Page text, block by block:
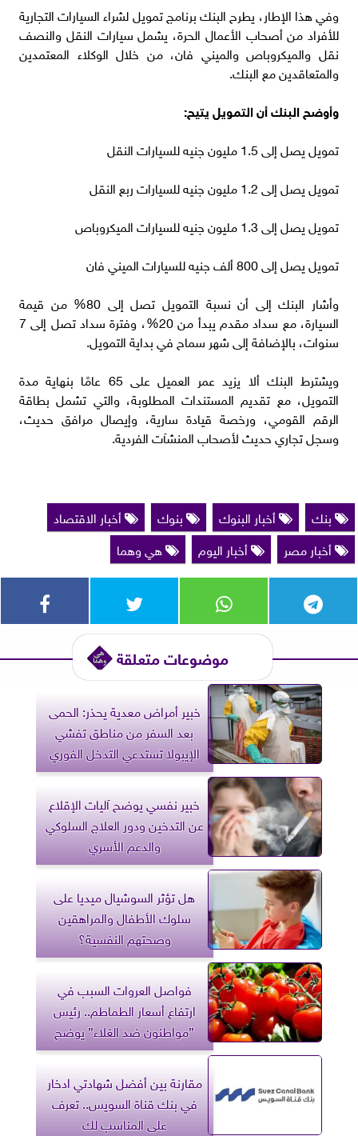
وفي هذا الإطار، يطرح البنك برنامج تمويل لشراء السيارات التجارية
للأفراد من أصحاب الأعمال الحرة، يشمل سيارات النقل والنصف
نقل والميكروباص والميني فان، من خلال الوكلاء المعتمدين
والمتعاقدين مع البنك.
وأوضح البنك أن التمويل يتيح:
تمويل يصل إلى 1.5 مليون جنيه للسيارات النقل
تمويل يصل إلى 1.2 مليون جنيه للسيارات ربع النقل
تمويل يصل إلى 1.3 مليون جنيه للسيارات الميكروباص
تمويل يصل إلى 800 ألف جنيه للسيارات الميني فان
وأشار البنك إلى أن نسبة التمويل تصل إلى 80% من قيمة
السيارة، مع سداد مقدم يبدأ من 20%، وفترة سداد تصل إلى 7
سنوات، بالإضافة إلى شهر سماح في بداية التمويل.
ويشترط البنك ألا يزيد عمر العميل على 65 عامًا بنهاية مدة
التمويل، مع تقديم المستندات المطلوبة، والتي تشمل بطاقة
الرقم القومي، ورخصة قيادة سارية، وإيصال مرافق حديث،
وسجل تجاري حديث لأصحاب المنشآت الفردية.
بنك أخبار البنوك بنوك
أخبار الاقتصاد
أخبار مصر
أخبار اليوم هي وهما
موضوعات متعلقة
خبير أمراض معدية يحذر: الحمى
بعد السفر من مناطق تفشي
الإيبولا تستدعي التدخل الفوري
خبير نفسي يوضح آليات الإقلاع
عن التدخين ودور العلاج السلوكي
والدعم الأسري
هل تؤثر السوشيال ميديا على
سلوك الأطفال والمراهقين
وصحتهم النفسية؟
فواصل العروات السبب في
ارتفاع أسعار الطماطم.. رئيس
”مواطنون ضد الغلاء” يوضح
مقارنة بين أفضل شهادتي ادخار
في بنك قناة السويس.. تعرف
على المناسب لك